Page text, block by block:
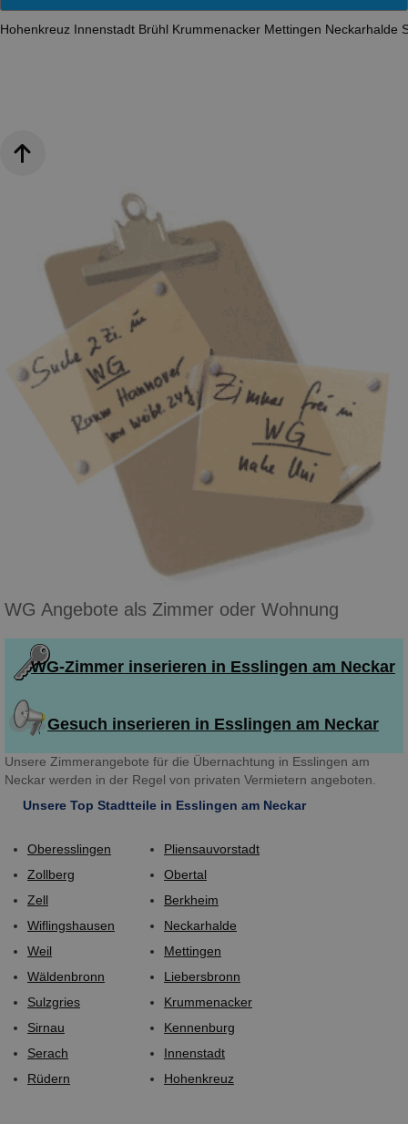
Hohenkreuz Innenstadt Brühl Krummenacker Mettingen Neckarhalde
WG Angebote als Zimmer oder Wohnung
WG-Zimmer inserieren in Esslingen am Neckar
Gesuch inserieren in Esslingen am Neckar
Unsere Zimmerangebote für die Übernachtung in Esslingen am
Neckar werden in der Regel von privaten Vermietern angeboten.
Unsere Top Stadtteile in Esslingen am Neckar
Oberesslingen
Zollberg
Zell
Wiflingshausen
Weil
Wäldenbronn
Sulzgries
Sirnau
Serach
Rüdern
Pliensauvorstadt
Obertal
Berkheim
Neckarhalde
Mettingen
Liebersbronn
Krummenacker
Kennenburg
Innenstadt
Hohenkreuz